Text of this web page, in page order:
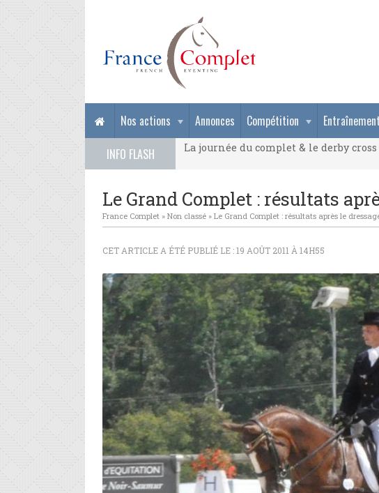
Nos actions Annonces Compétition Entraînement
INFO FLASH
La journée du complet & le derby
La journée du complet & le derby
Le Grand Complet : résultats
France Complet » Non classé » Le Grand Complet : résultats après le
CET ARTICLE A ÉTÉ PUBLIÉ LE : 19 AOÛT 2011 À 14H55